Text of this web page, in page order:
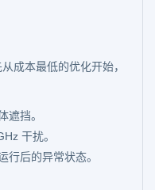
成本最低的优化开始，
遮挡。
干扰。
行后的异常状态。